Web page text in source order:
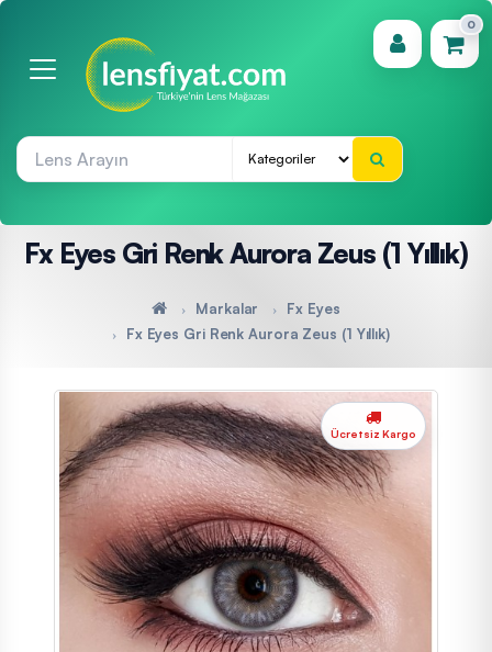
0
(0)
Fx Eyes Gri Renk Aurora Zeus (1 Yıllık)
Markalar
Fx Eyes
Fx Eyes Gri Renk Aurora Zeus (1 Yıllık)
Ücretsiz Kargo